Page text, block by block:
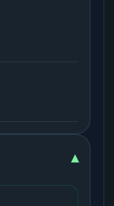
▾